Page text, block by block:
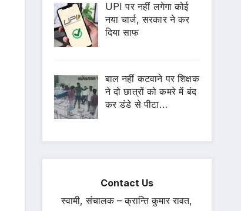
UPI पर नहीं लगेगा कोई
नया चार्ज, सरकार ने कर
दिया साफ
बाल नहीं कटवाने पर शिक्षक
ने दो छात्रों को कमरे में बंद
कर डंडे से पीटा…
Contact Us
स्वामी, संचालक – क्रान्ति कुमार रावत,